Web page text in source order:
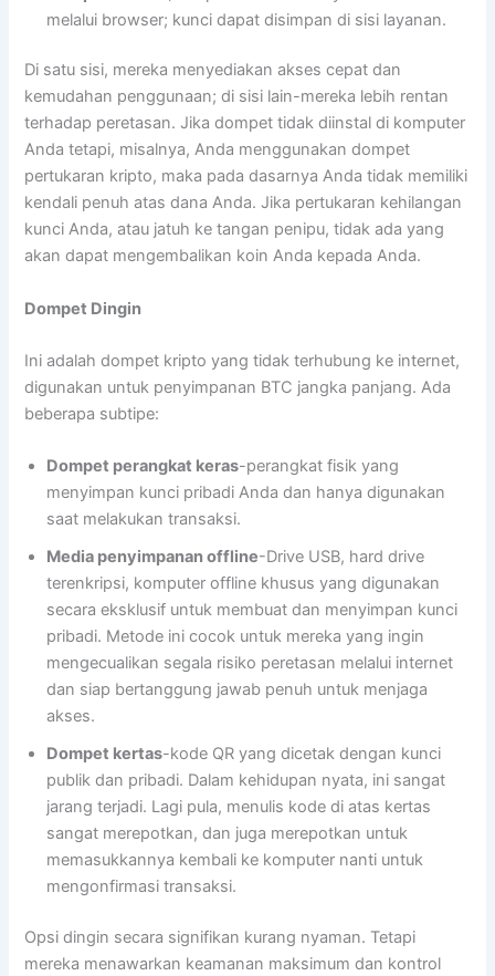
melalui browser; kunci dapat disimpan di sisi layanan.
Di satu sisi, mereka menyediakan akses cepat dan
kemudahan penggunaan; di sisi lain-mereka lebih rentan
terhadap peretasan. Jika dompet tidak diinstal di komputer
Anda tetapi, misalnya, Anda menggunakan dompet
pertukaran kripto, maka pada dasarnya Anda tidak memiliki
kendali penuh atas dana Anda. Jika pertukaran kehilangan
kunci Anda, atau jatuh ke tangan penipu, tidak ada yang
akan dapat mengembalikan koin Anda kepada Anda.
Dompet Dingin
Ini adalah dompet kripto yang tidak terhubung ke internet,
digunakan untuk penyimpanan BTC jangka panjang. Ada
beberapa subtipe:
Dompet perangkat keras-perangkat fisik yang
menyimpan kunci pribadi Anda dan hanya digunakan
saat melakukan transaksi.
Media penyimpanan offline-Drive USB, hard drive
terenkripsi, komputer offline khusus yang digunakan
secara eksklusif untuk membuat dan menyimpan kunci
pribadi. Metode ini cocok untuk mereka yang ingin
mengecualikan segala risiko peretasan melalui internet
dan siap bertanggung jawab penuh untuk menjaga
akses.
Dompet kertas-kode QR yang dicetak dengan kunci
publik dan pribadi. Dalam kehidupan nyata, ini sangat
jarang terjadi. Lagi pula, menulis kode di atas kertas
sangat merepotkan, dan juga merepotkan untuk
memasukkannya kembali ke komputer nanti untuk
mengonfirmasi transaksi.
Opsi dingin secara signifikan kurang nyaman. Tetapi
mereka menawarkan keamanan maksimum dan kontrol